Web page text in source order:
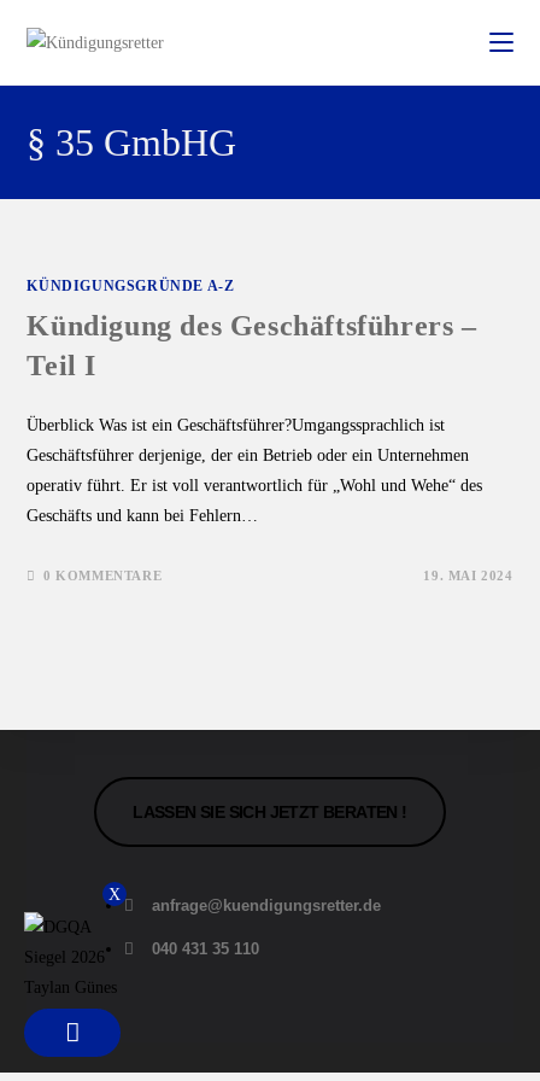
X
§ 35 GmbHG
KÜNDIGUNGSGRÜNDE A-Z
Kündigung des Geschäftsführers –
Teil I
Überblick Was ist ein Geschäftsführer?Umgangssprachlich ist
Geschäftsführer derjenige, der ein Betrieb oder ein Unternehmen
operativ führt. Er ist voll verantwortlich für „Wohl und Wehe“ des
Geschäfts und kann bei Fehlern…
0 KOMMENTARE 19. MAI 2024
LASSEN SIE SICH JETZT BERATEN !
anfrage@kuendigungsretter.de
040 431 35 110